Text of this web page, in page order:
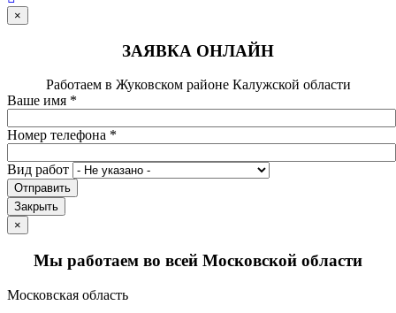
×
ЗАЯВКА ОНЛАЙН
Работаем в Жуковском районе Калужской области
Ваше имя *
Номер телефона *
Вид работ
Отправить
Закрыть
×
Мы работаем во всей Московской области
Московская область